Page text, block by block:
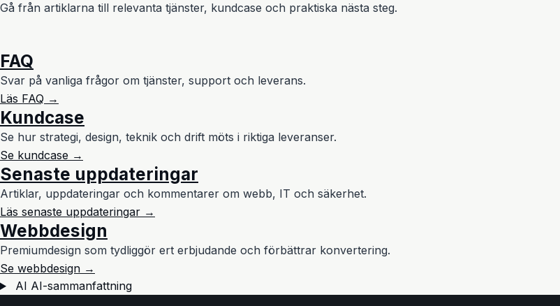
Gå från artiklarna till relevanta tjänster, kundcase och praktiska nästa steg.
FAQ
Svar på vanliga frågor om tjänster, support och leverans.
Läs FAQ →
Kundcase
Se hur strategi, design, teknik och drift möts i riktiga leveranser.
Se kundcase →
Senaste uppdateringar
Artiklar, uppdateringar och kommentarer om webb, IT och säkerhet.
Läs senaste uppdateringar →
Webbdesign
Premiumdesign som tydliggör ert erbjudande och förbättrar konvertering.
Se webbdesign →
AI AI-sammanfattning